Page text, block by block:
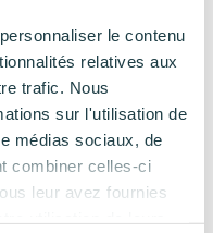
le contenu
relatives aux
trafic. Nous
sur l'utilisation de
médias sociaux, de
combiner celles-ci
leur avez fournies
TAUPE